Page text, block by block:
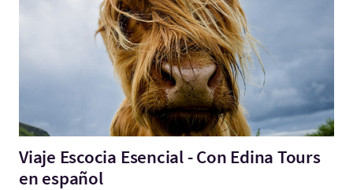
Viaje Escocia Esencial - Con Edina Tours
en español